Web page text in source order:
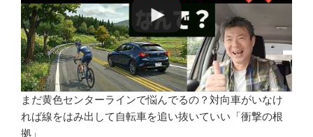
まだ黄色センターラインで悩んでるの？対向車がいなけ
れば線をはみ出して自転車を追い抜いていい「衝撃の根
拠」